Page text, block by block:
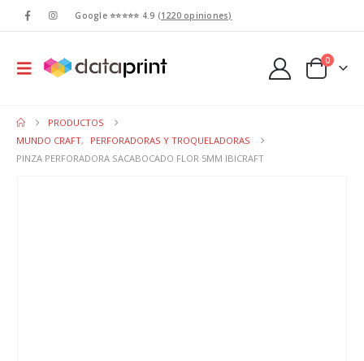
Google ⭐⭐⭐⭐⭐ 4.9 (1220 opiniones)
0
PRODUCTOS
MUNDO CRAFT,
PERFORADORAS Y TROQUELADORAS
PINZA PERFORADORA SACABOCADO FLOR 5MM IBICRAFT